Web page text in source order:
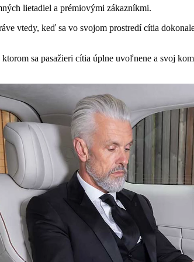
lietadiel a prémiovými zákazníkmi.
vtedy, keď sa vo svojom prostredí cítia
sa pasažieri cítia úplne uvoľnene a svoj